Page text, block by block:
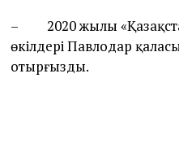
– 2020 жылы
өкілдері Павлодар
отырғызды.